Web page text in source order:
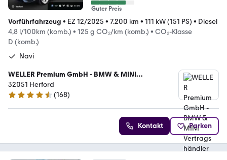
Guter Preis
Vorführfahrzeug • EZ 12/2025 • 7.200 km • 111 kW (151 PS) • Diesel
4,8 l/100km (komb.) • 125 g CO₂/km (komb.) • CO₂-Klasse
D (komb.)
Navi
WELLER Premium GmbH - BMW & MINI
Vertragshändler
32051 Herford
4.3 Sterne
(168)
Kontakt Parken